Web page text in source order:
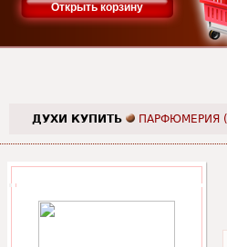
ДУХИ КУПИТЬ ПАРФЮМЕРИЯ (
Открыть корзину